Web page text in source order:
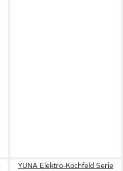
YUNA Elektro-Kochfeld Serie